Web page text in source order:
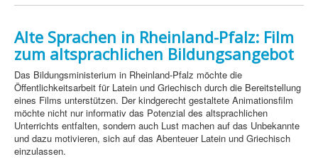
Alte Sprachen in Rheinland-Pfalz: Film
zum altsprachlichen Bildungsangebot
Das Bildungsministerium in Rheinland-Pfalz möchte die
Öffentlichkeitsarbeit für Latein und Griechisch durch die Bereitstellung
eines Films unterstützen. Der kindgerecht gestaltete Animationsfilm
möchte nicht nur informativ das Potenzial des altsprachlichen
Unterrichts entfalten, sondern auch Lust machen auf das Unbekannte
und dazu motivieren, sich auf das Abenteuer Latein und Griechisch
einzulassen.